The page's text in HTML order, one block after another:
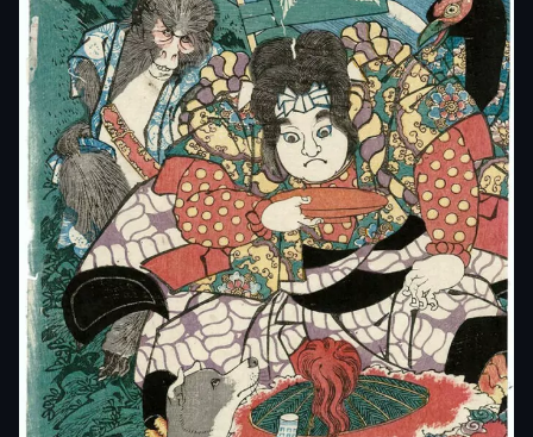
Giappone e hanno lasciato un’impronta indelebile
sull’arte e sul design in generale.
Gli elementi principali di queste opere sono i paesaggi
– che catturano la bellezza e potenza dellanaturae
dei suoi elementi – ritratti – specialmente di volti
femminili o di donne durante attività quotidiane o in
pose eleganti – guerrieri e battaglie – specialmente
scene di samurai mentre combattono in battaglie
epiche – mitologia e divinità – leggende tradizionali o
divinità giapponesi.